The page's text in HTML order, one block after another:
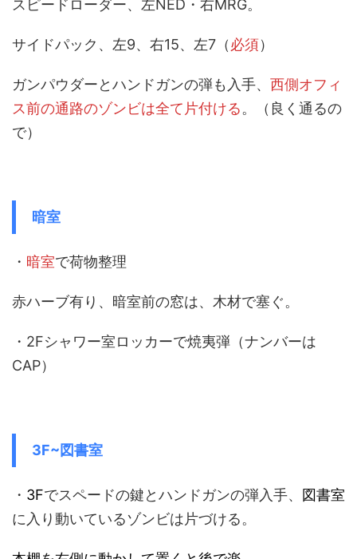
スピードローダー、左NED・右MRG。
サイドパック、左9、右15、左7（必須）
ガンパウダーとハンドガンの弾も入手、 西側オフィ
ス前の通路のゾンビは全て片付ける。（良く通るの
で）
暗室
・ 暗室で荷物整理
赤ハーブ有り、暗室前の窓は、木材で塞ぐ。
・2Fシャワー室ロッカーで焼夷弾（ナンバーは
CAP）
3F~図書室
・ 3Fでスペードの鍵とハンドガンの弾入手、 図書室
に入り動いているゾンビは片づける。